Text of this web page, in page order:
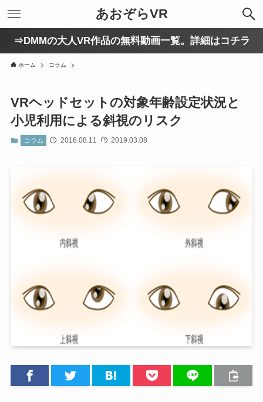
あおぞらVR
⇒DMMの大人VR作品の無料動画一覧。詳細はコチラ
ホーム コラム
VRヘッドセットの対象年齢設定状況と
小児利用による斜視のリスク
コラム 2016.08.11 2019.03.08